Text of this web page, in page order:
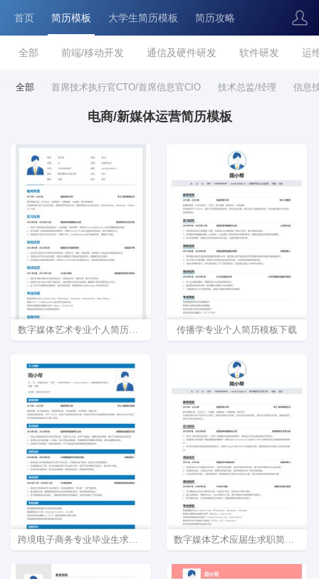
首页 简历模板 大学生简历模板 简历攻略
全部 前端/移动开发 通信及硬件研发 软件研发 运
全部 首席技术执行官CTO/首席信息官CIO 技术总监/经理 信息
电商/新媒体运营简历模板
传播学专业个人简历模板下载